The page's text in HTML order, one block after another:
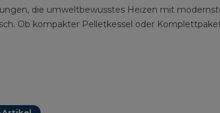
die umweltbewusstes Heizen mit
Ob kompakter Pelletkessel oder